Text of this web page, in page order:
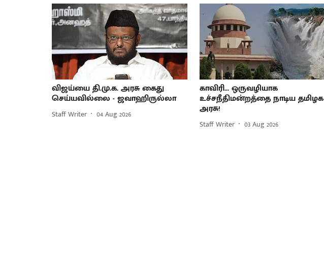
விஜய்யை தி.மு.க. அரசு கைது
செய்யவில்லை - ஜவாஹிருல்லா
Staff Writer 04 Aug 2026
காவிரி... ஒருவழியாக
உச்சநீதிமன்றத்தை நாடிய தமிழக
அரசு!
Staff Writer 03 Aug 2026